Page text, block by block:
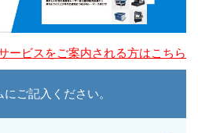
ービスをご案内される方はこちら
ご記入ください。